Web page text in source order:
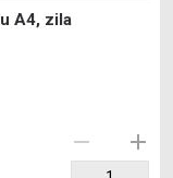
A4, zila